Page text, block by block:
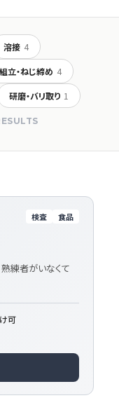
溶接 4
組立・ねじ締め 4
研磨・バリ取り 1
検査 食品
練者がいなくて
可